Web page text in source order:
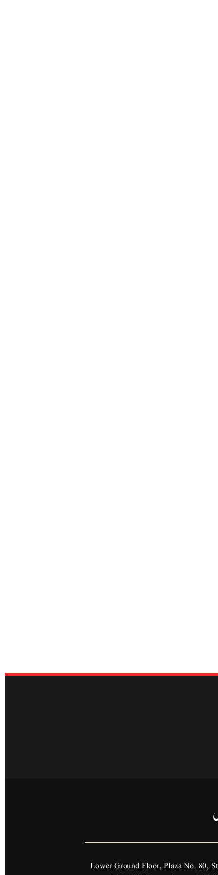
Lower Ground Floor, Plaza No. 80,